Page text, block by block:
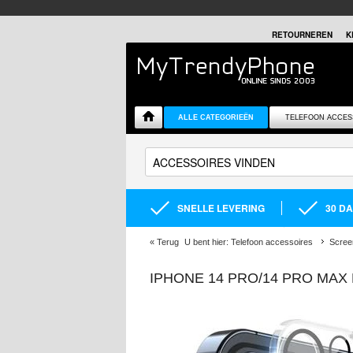
RETOURNEREN
ALLE CATEGORIEËN TELEFOON
SNELLE LEVERING 30
« Terug U bent hier: Telefoon accessoires
IPHONE 14 PRO/14 PRO